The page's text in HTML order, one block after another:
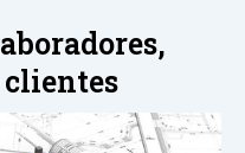
clientes